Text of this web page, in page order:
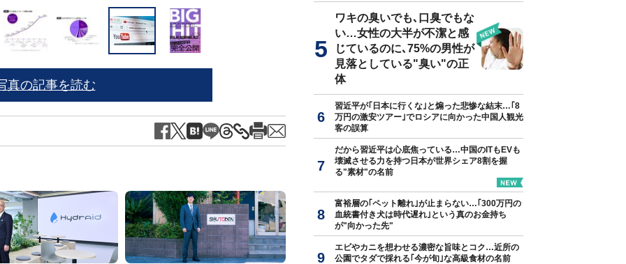
真の記事を読む
ワキの臭いでも､口臭でもな
い…女性の大半が不潔と感
じているのに､75%の男性が
見落としている"臭い"の正
体
習近平が｢日本に行くな｣と煽った悲惨な結末…｢8
万円の激安ツアー｣でロシアに向かった中国人観光
客の誤算
だから習近平は心底焦っている…中国のITもEVも
壊滅させる力を持つ日本が世界シェア8割を握
る"素材"の名前
富裕層の｢ペット離れ｣が止まらない…｢300万円の
血統書付き犬は時代遅れ｣という真のお金持ち
が"向かった先"
エビやカニを想わせる濃密な旨味とコク…近所の
公園でタダで採れる｢今が旬｣な高級食材の名前